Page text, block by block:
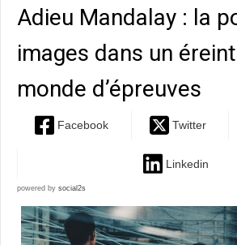
Adieu Mandalay : la
images dans un
monde d’épreuves
Facebook Twitter
Linkedin
powered by social2s